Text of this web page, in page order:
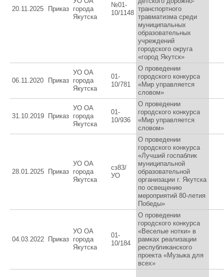
20.11.2025 Приказ
города
Якутска
№01-
10/1148
транспортного
травматизма среди
муниципальных
образовательных
учреждений
городского округа
«город Якутск»
06.11.2020 Приказ
УО ОА
города
Якутска
01-
10/781
О проведении
городского конкурса
«Мир управляется
словом»
31.10.2019 Приказ
УО ОА
города
Якутска
01-
10/936
О проведении
городского конкурса
«Мир управляется
словом»
28.01.2025 Приказ
УО ОА
города
Якутска
сз83/
УО
О проведении
городского конкурса
«Лучший госпаблик
муниципальной
образовательной
организации г. Якутска
по освещению
мероприятий 80-летия
Победы»
04.03.2022 Приказ
УО ОА
города
Якутска
01-
10/184
О проведении
городского конкурса
«Веселые нотки» в
рамках реализации
республиканского
проекта «Музыка для
всех»